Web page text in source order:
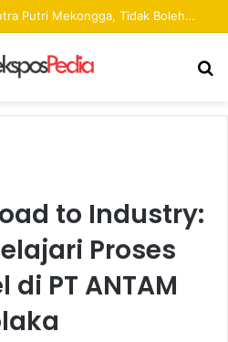
Pekan Raya ANTAM Hadirkan Ruang Promosi UMKM dan Hiburan bagi Masyarakat
to Industry:
Proses
PT ANTAM